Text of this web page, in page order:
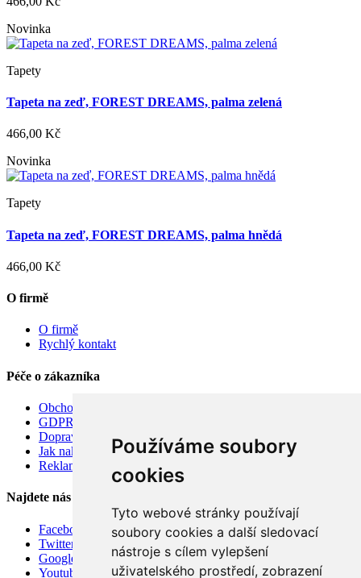
Používáme soubory
cookies
Tyto webové stránky používají
soubory cookies a další sledovací
nástroje s cílem vylepšení
uživatelského prostředí, zobrazení
Novinka
Tapety
Tapeta na zeď, FOREST DREAMS, palma zelená
466,00 Kč
Novinka
Tapety
Tapeta na zeď, FOREST DREAMS, palma hnědá
466,00 Kč
O firmě
O firmě
Rychlý kontakt
Péče o zákazníka
Obchodní podmínky
GDPR
Doprava
Jak nakupovat
Reklamace
Najdete nás
Facebook
Twitter
Google
Youtube